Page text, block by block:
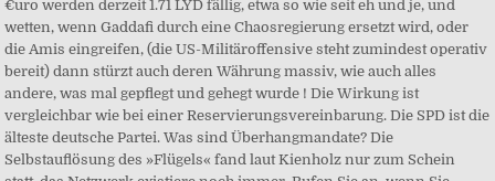
€uro werden derzeit 1.71 LYD fällig, etwa so wie seit eh und je, und
wetten, wenn Gaddafi durch eine Chaosregierung ersetzt wird, oder
die Amis eingreifen, (die US-Militäroffensive steht zumindest operativ
bereit) dann stürzt auch deren Währung massiv, wie auch alles
andere, was mal gepflegt und gehegt wurde ! Die Wirkung ist
vergleichbar wie bei einer Reservierungsvereinbarung. Die SPD ist die
älteste deutsche Partei. Was sind Überhangmandate? Die
Selbstauflösung des »Flügels« fand laut Kienholz nur zum Schein